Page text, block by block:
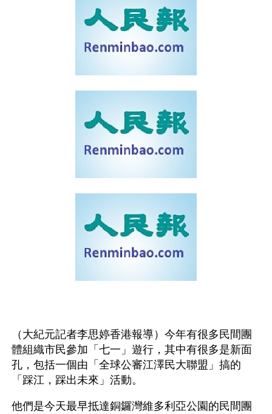
（大紀元記者李思婷香港報導）今年有很多民間團
體組織市民參加「七一」遊行，其中有很多是新面
孔，包括一個由「全球公審江澤民大聯盟」搞的
「踩江，踩出未來」活動。
他們是今天最早抵達銅鑼灣維多利亞公園的民間團